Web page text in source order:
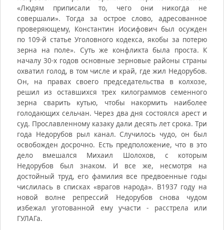
«Людям приписали то, чего они никогда не
совершали». Тогда за острое слово, адресованное
проверяющему, Константин Иосифович был осужден
по 109-й статье Уголовного кодекса, якобы за потерю
зерна на поле». Суть же конфликта была проста. К
началу 30-х годов основные зерновые районы страны
охватил голод, в том числе и край, где жил Недорубов.
Он, на правах своего председательства в колхозе,
решил из оставшихся трех килограммов семенного
зерна сварить кутью, чтобы накормить наиболее
голодающих сельчан. Через два дня состоялся арест и
суд. Прославленному казаку дали десять лет срока. Три
года Недорубов рыл канал. Случилось чудо, он был
освобожден досрочно. Есть предположение, что в это
дело вмешался Михаил Шолохов, с которым
Недорубов был знаком. И все же, несмотря на
достойный труд, его фамилия все предвоенные годы
числилась в списках «врагов народа». В1937 году на
новой волне репрессий Недорубов снова чудом
избежал уготованной ему участи - расстрела или
ГУЛАГа.